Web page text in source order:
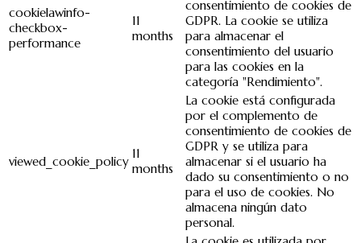
cookielawinfo-
checkbox-
performance
11
months
consentimiento de cookies de
GDPR. La cookie se utiliza
para almacenar el
consentimiento del usuario
para las cookies en la
categoría "Rendimiento".
viewed_cookie_policy
11
months
La cookie está configurada
por el complemento de
consentimiento de cookies de
GDPR y se utiliza para
almacenar si el usuario ha
dado su consentimiento o no
para el uso de cookies. No
almacena ningún dato
personal.